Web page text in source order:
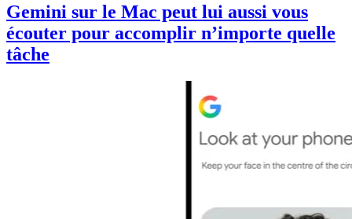
Gemini sur le Mac peut lui aussi vous
écouter pour accomplir n’importe quelle
tâche